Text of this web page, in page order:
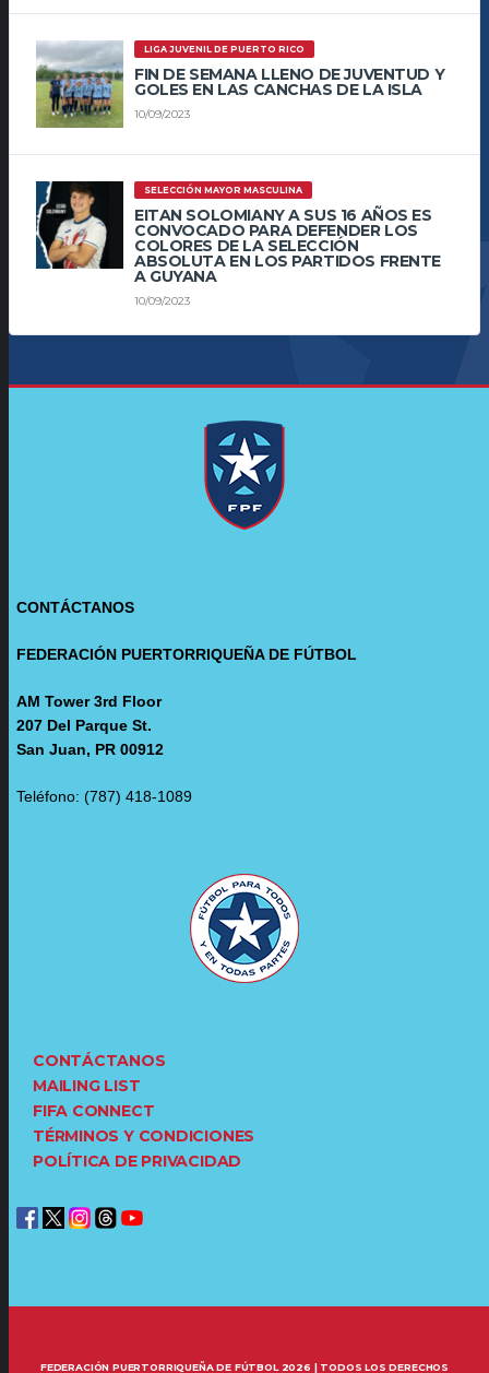
LIGA JUVENIL DE PUERTO RICO
FIN DE SEMANA LLENO DE JUVENTUD Y
GOLES EN LAS CANCHAS DE LA ISLA
10/09/2023
SELECCIÓN MAYOR MASCULINA
EITAN SOLOMIANY A SUS 16 AÑOS ES
CONVOCADO PARA DEFENDER LOS
COLORES DE LA SELECCIÓN
ABSOLUTA EN LOS PARTIDOS FRENTE
A GUYANA
10/09/2023
CONTÁCTANOS
FEDERACIÓN PUERTORRIQUEÑA DE FÚTBOL
AM Tower 3rd Floor
207 Del Parque St.
San Juan, PR 00912
Teléfono: (787) 418-1089
CONTÁCTANOS
MAILING LIST
FIFA CONNECT
TÉRMINOS Y CONDICIONES
POLÍTICA DE PRIVACIDAD
FEDERACIÓN PUERTORRIQUEÑA DE FÚTBOL 2026 | TODOS LOS DERECHOS